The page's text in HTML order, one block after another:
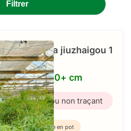
Filtrer
Fargesia jiuzhaigou 1
–
2,5L – 50+ cm
Bambou non traçant
Plante en pot